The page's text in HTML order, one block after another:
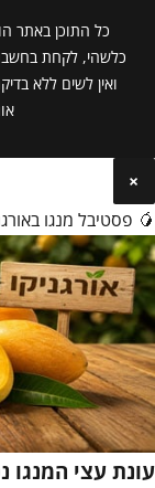
כל התוכן באתר
כלשהי, לקחת
ואין לשים ללא
×
🥭 פסטיבל מנגו
עונת עצי המנגו